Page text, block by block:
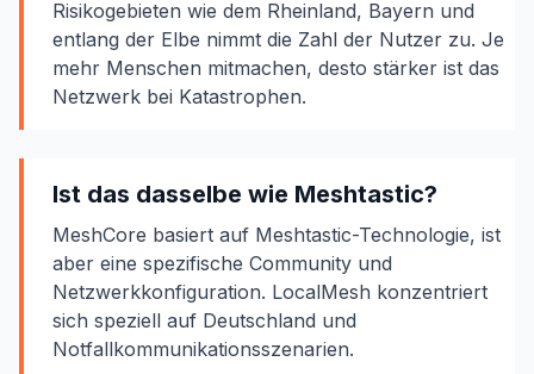
Risikogebieten wie dem Rheinland, Bayern und
entlang der Elbe nimmt die Zahl der Nutzer zu. Je
mehr Menschen mitmachen, desto stärker ist das
Netzwerk bei Katastrophen.
Ist das dasselbe wie Meshtastic?
MeshCore basiert auf Meshtastic-Technologie, ist
aber eine spezifische Community und
Netzwerkkonfiguration. LocalMesh konzentriert
sich speziell auf Deutschland und
Notfallkommunikationsszenarien.